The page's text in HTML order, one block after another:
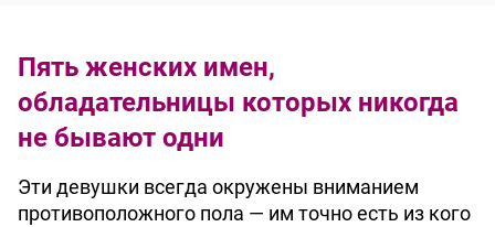
Пять женских имен,
обладательницы которых никогда
не бывают одни
Эти девушки всегда окружены вниманием
противоположного пола — им точно есть из кого